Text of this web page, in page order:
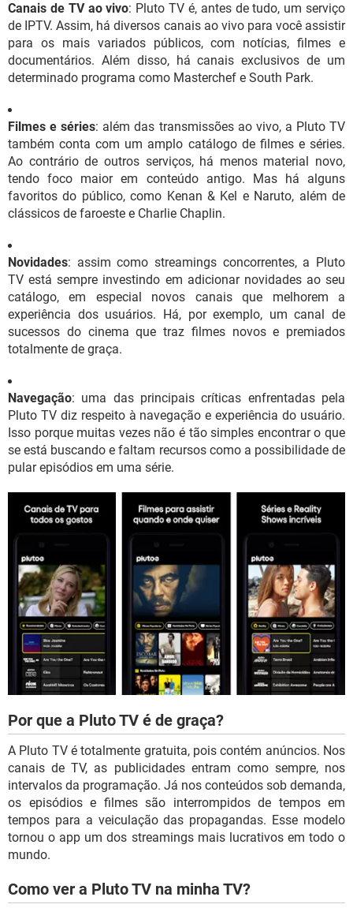
Canais de TV ao vivo: Pluto TV é, antes de tudo, um serviço
de IPTV. Assim, há diversos canais ao vivo para você assistir
para os mais variados públicos, com notícias, filmes e
documentários. Além disso, há canais exclusivos de um
determinado programa como Masterchef e South Park.
Filmes e séries: além das transmissões ao vivo, a Pluto TV
também conta com um amplo catálogo de filmes e séries.
Ao contrário de outros serviços, há menos material novo,
tendo foco maior em conteúdo antigo. Mas há alguns
favoritos do público, como Kenan & Kel e Naruto, além de
clássicos de faroeste e Charlie Chaplin.
Novidades: assim como streamings concorrentes, a Pluto
TV está sempre investindo em adicionar novidades ao seu
catálogo, em especial novos canais que melhorem a
experiência dos usuários. Há, por exemplo, um canal de
sucessos do cinema que traz filmes novos e premiados
totalmente de graça.
Navegação: uma das principais críticas enfrentadas pela
Pluto TV diz respeito à navegação e experiência do usuário.
Isso porque muitas vezes não é tão simples encontrar o que
se está buscando e faltam recursos como a possibilidade de
pular episódios em uma série.
Por que a Pluto TV é de graça?
A Pluto TV é totalmente gratuita, pois contém anúncios. Nos
canais de TV, as publicidades entram como sempre, nos
intervalos da programação. Já nos conteúdos sob demanda,
os episódios e filmes são interrompidos de tempos em
tempos para a veiculação das propagandas. Esse modelo
tornou o app um dos streamings mais lucrativos em todo o
mundo.
Como ver a Pluto TV na minha TV?